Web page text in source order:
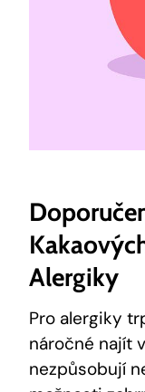
Alergiky
Pro alergiky
náročné najít
nezpůsobují